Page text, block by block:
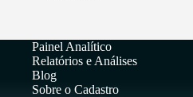
Painel Analítico
Relatórios e Análises
Blog
Sobre o Cadastro